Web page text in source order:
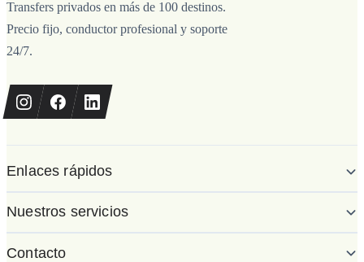
Transfers privados en más de 100 destinos.
Precio fijo, conductor profesional y soporte
24/7.
Enlaces rápidos
Nuestros servicios
Contacto